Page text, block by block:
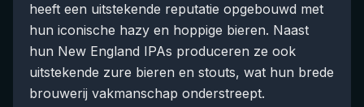
heeft een uitstekende reputatie opgebouwd met
hun iconische hazy en hoppige bieren. Naast
hun New England IPAs produceren ze ook
uitstekende zure bieren en stouts, wat hun brede
brouwerij vakmanschap onderstreept.